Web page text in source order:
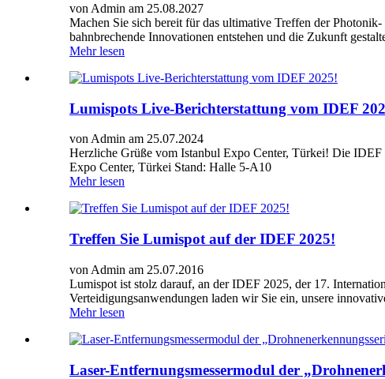
von Admin am 25.08.2027
Machen Sie sich bereit für das ultimative Treffen der
bahnbrechende Innovationen entstehen und die Zukunft
Mehr lesen
Lumispots Live-Berichterstattung vom IDEF
von Admin am 25.07.2024
Herzliche Grüße vom Istanbul Expo Center, Türkei! Die
Expo Center, Türkei Stand: Halle 5-A10
Mehr lesen
Treffen Sie Lumispot auf der IDEF 2025!
von Admin am 25.07.2016
Lumispot ist stolz darauf, an der IDEF 2025, der 17.
Verteidigungsanwendungen laden wir Sie ein, unsere
Mehr lesen
Laser-Entfernungsmessermodul der